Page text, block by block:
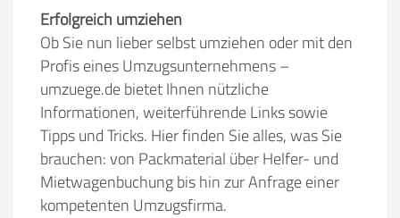
Erfolgreich umziehen
Ob Sie nun lieber selbst umziehen oder mit den
Profis eines Umzugsunternehmens –
umzuege.de bietet Ihnen nützliche
Informationen, weiterführende Links sowie
Tipps und Tricks. Hier finden Sie alles, was Sie
brauchen: von Packmaterial über Helfer- und
Mietwagenbuchung bis hin zur Anfrage einer
kompetenten Umzugsfirma.